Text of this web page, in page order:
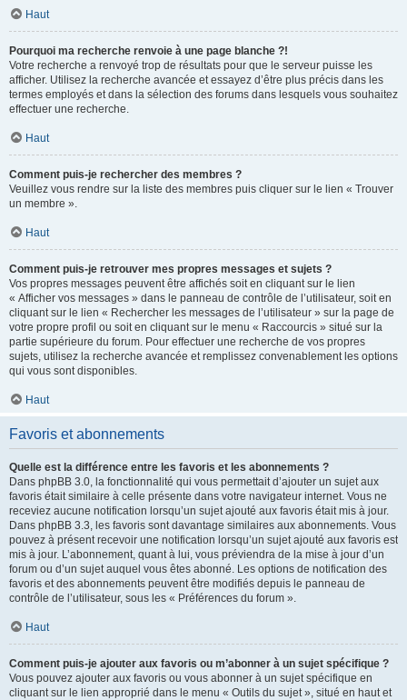
Haut
Pourquoi ma recherche renvoie à une page blanche ?!
Votre recherche a renvoyé trop de résultats pour que le serveur puisse les
afficher. Utilisez la recherche avancée et essayez d’être plus précis dans les
termes employés et dans la sélection des forums dans lesquels vous souhaitez
effectuer une recherche.
Haut
Comment puis-je rechercher des membres ?
Veuillez vous rendre sur la liste des membres puis cliquer sur le lien « Trouver
un membre ».
Haut
Comment puis-je retrouver mes propres messages et sujets ?
Vos propres messages peuvent être affichés soit en cliquant sur le lien
« Afficher vos messages » dans le panneau de contrôle de l’utilisateur, soit en
cliquant sur le lien « Rechercher les messages de l’utilisateur » sur la page de
votre propre profil ou soit en cliquant sur le menu « Raccourcis » situé sur la
partie supérieure du forum. Pour effectuer une recherche de vos propres
sujets, utilisez la recherche avancée et remplissez convenablement les options
qui vous sont disponibles.
Haut
Favoris et abonnements
Quelle est la différence entre les favoris et les abonnements ?
Dans phpBB 3.0, la fonctionnalité qui vous permettait d’ajouter un sujet aux
favoris était similaire à celle présente dans votre navigateur internet. Vous ne
receviez aucune notification lorsqu’un sujet ajouté aux favoris était mis à jour.
Dans phpBB 3.3, les favoris sont davantage similaires aux abonnements. Vous
pouvez à présent recevoir une notification lorsqu’un sujet ajouté aux favoris est
mis à jour. L’abonnement, quant à lui, vous préviendra de la mise à jour d’un
forum ou d’un sujet auquel vous êtes abonné. Les options de notification des
favoris et des abonnements peuvent être modifiés depuis le panneau de
contrôle de l’utilisateur, sous les « Préférences du forum ».
Haut
Comment puis-je ajouter aux favoris ou m’abonner à un sujet spécifique ?
Vous pouvez ajouter aux favoris ou vous abonner à un sujet spécifique en
cliquant sur le lien approprié dans le menu « Outils du sujet », situé en haut et